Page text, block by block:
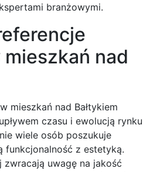
branżowymi.
nad
mieszkań nad Bałtykiem
czasu i ewolucją rynku
wiele osób poszukuje
funkcjonalność z estetyką.
zwracają uwagę na jakość